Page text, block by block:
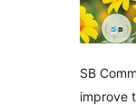
SB
improve